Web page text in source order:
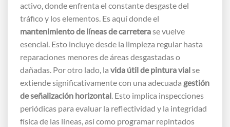
activo, donde enfrenta el constante desgaste del
tráfico y los elementos. Es aquí donde el
mantenimiento de líneas de carreterase vuelve
esencial. Esto incluye desde la limpieza regular hasta
reparaciones menores de áreas desgastadas o
dañadas. Por otro lado, la vida útil de pintura vialse
extiende significativamente con una adecuada gestión
de señalización horizontal. Esto implica inspecciones
periódicas para evaluar la reflectividad y la integridad
física de las líneas, así como programar repintados